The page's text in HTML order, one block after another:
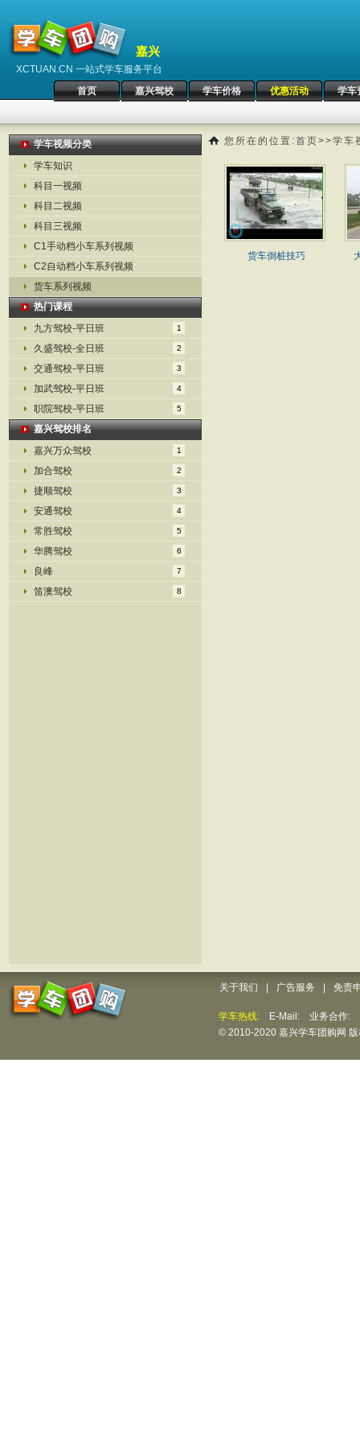
嘉兴
XCTUAN.CN 一站式学车服务平台
首页
嘉兴驾校 学车价格 优惠活动 学车
学车视频分类
学车知识
科目一视频
科目二视频
科目三视频
C1手动档小车系列视频
C2自动档小车系列视频
货车系列视频
热门课程
1
九方驾校-平日班
2
久盛驾校-全日班
3
交通驾校-平日班
4
加武驾校-平日班
5
职院驾校-平日班
嘉兴驾校排名
1
嘉兴万众驾校
2
加合驾校
3
捷顺驾校
4
安通驾校
5
常胜驾校
6
华腾驾校
7
良峰
8
笛澳驾校
您所在的位置:首页>>学车
货车倒桩技巧
关于我们 广告服务 免责
学车热线: E-Mail: 业务合作:
© 2010-2020 嘉兴学车团购网